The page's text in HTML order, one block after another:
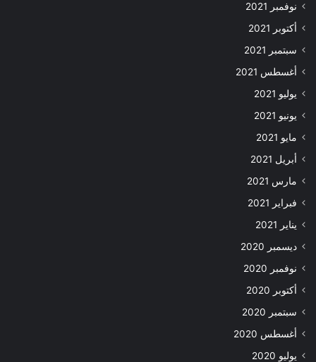
نوفمبر 2021
أكتوبر 2021
سبتمبر 2021
أغسطس 2021
يوليو 2021
يونيو 2021
مايو 2021
أبريل 2021
مارس 2021
فبراير 2021
يناير 2021
ديسمبر 2020
نوفمبر 2020
أكتوبر 2020
سبتمبر 2020
أغسطس 2020
يوليو 2020